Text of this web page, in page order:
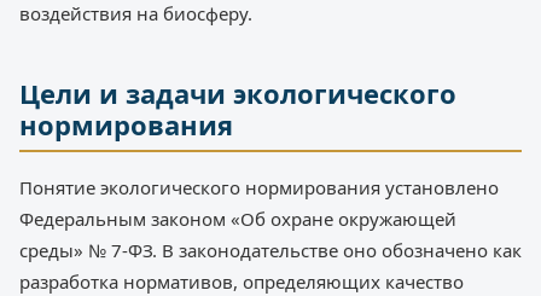
воздействия на биосферу.
Цели и задачи экологического
нормирования
Понятие экологического нормирования установлено
Федеральным законом «Об охране окружающей
среды» № 7-ФЗ. В законодательстве оно обозначено как
разработка нормативов, определяющих качество